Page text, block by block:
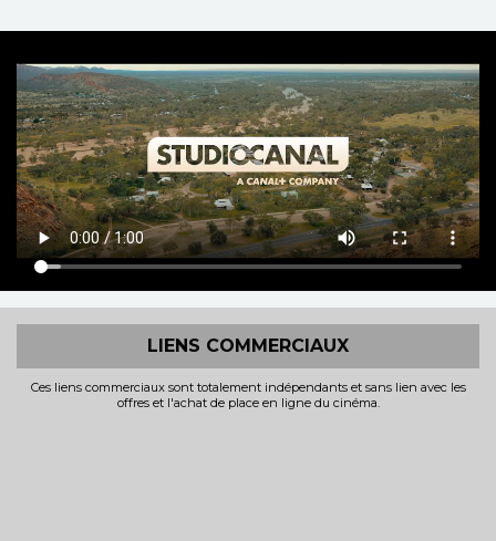
LIENS COMMERCIAUX
Ces liens commerciaux sont totalement indépendants et sans lien avec les
offres et l'achat de place en ligne du cinéma.